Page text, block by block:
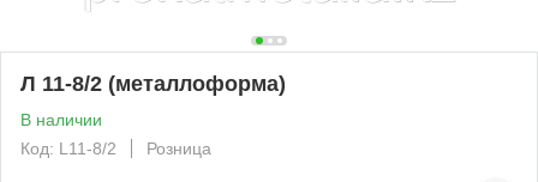
Л 11-8/2 (металлоформа)
В наличии
Код: L11-8/2
Розница